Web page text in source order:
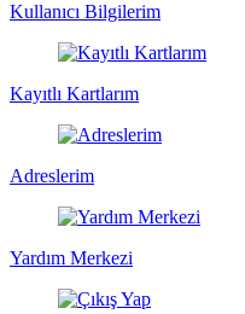
Kullanıcı Bilgilerim
Kayıtlı Kartlarım
Adreslerim
Yardım Merkezi